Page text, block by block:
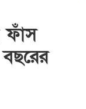
ফাঁস